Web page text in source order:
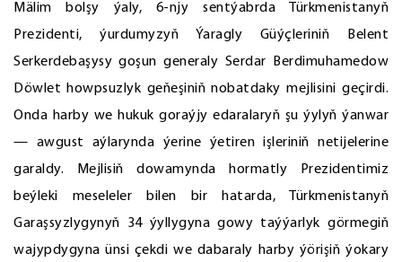
Mälim bolşy ýaly, 6-njy sentýabrda Türkmenistanyň
Prezidenti, ýurdumyzyň Ýaragly Güýçleriniň Belent
Serkerdebaşysy goşun generaly Serdar Berdimuhamedow
Döwlet howpsuzlyk geňeşiniň nobatdaky mejlisini geçirdi.
Onda harby we hukuk goraýjy edaralaryň şu ýylyň ýanwar
— awgust aýlarynda ýerine ýetiren işleriniň netijelerine
garaldy. Mejlisiň dowamynda hormatly Prezidentimiz
beýleki meseleler bilen bir hatarda, Türkmenistanyň
Garaşsyzlygynyň 34 ýyllygyna gowy taýýarlyk görmegiň
wajypdygyna ünsi çekdi we dabaraly harby ýörişiň ýokary